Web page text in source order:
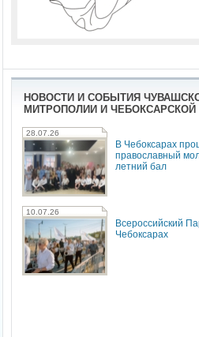
НОВОСТИ И СОБЫТИЯ
МИТРОПОЛИИ И ЧЕБОКСАРСКОЙ
28.07.26
В Чебоксарах
православный
летний бал
10.07.26
Всероссийский
Чебоксарах